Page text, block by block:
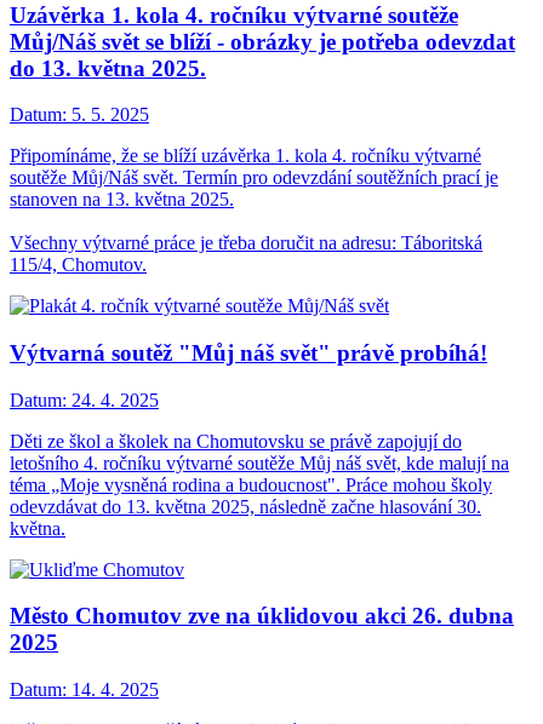
Uzávěrka 1. kola 4. ročníku výtvarné soutěže
Můj/Náš svět se blíží - obrázky je potřeba odevzdat
do 13. května 2025.
Datum: 5. 5. 2025
Připomínáme, že se blíží uzávěrka 1. kola 4. ročníku výtvarné
soutěže Můj/Náš svět. Termín pro odevzdání soutěžních prací je
stanoven na 13. května 2025.
Všechny výtvarné práce je třeba doručit na adresu: Táboritská
115/4, Chomutov.
Výtvarná soutěž "Můj náš svět" právě probíhá!
Datum: 24. 4. 2025
Děti ze škol a školek na Chomutovsku se právě zapojují do
letošního 4. ročníku výtvarné soutěže Můj náš svět, kde malují na
téma „Moje vysněná rodina a budoucnost". Práce mohou školy
odevzdávat do 13. května 2025, následně začne hlasování 30.
května.
Město Chomutov zve na úklidovou akci 26. dubna
2025
Datum: 14. 4. 2025